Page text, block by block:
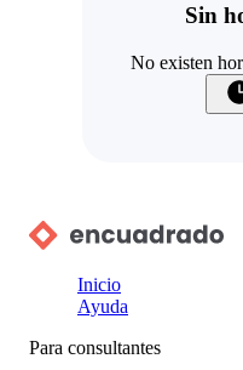
Sin
No existen
Inicio
Ayuda
Para consultantes